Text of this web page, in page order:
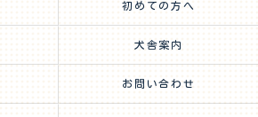
初めての方へ
犬舎案内
お問い合わせ